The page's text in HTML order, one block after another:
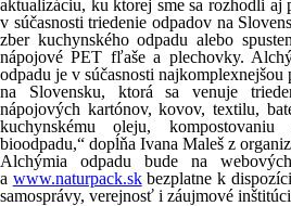
aktualizáciu, ku ktorej sme sa rozhodli aj
v súčasnosti triedenie odpadov na
zber kuchynského odpadu alebo
nápojové PET fľaše a plechovky.
odpadu je v súčasnosti
na Slovensku, ktorá sa venuje
nápojových kartónov, kovov, textilu,
kuchynskému oleju,
bioodpadu,“ dopĺňa Ivana Maleš z
Alchýmia odpadu bude na
a www.naturpack.skbezplatne k
samosprávy, verejnosť i záujmové